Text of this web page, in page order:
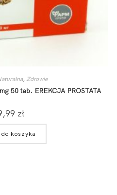
,Zdrowie
50 tab. EREKCJA PROSTATA
zł
koszyka